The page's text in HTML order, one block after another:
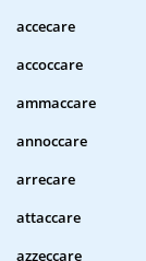
accecare
accoccare
ammaccare
annoccare
arrecare
attaccare
azzeccare